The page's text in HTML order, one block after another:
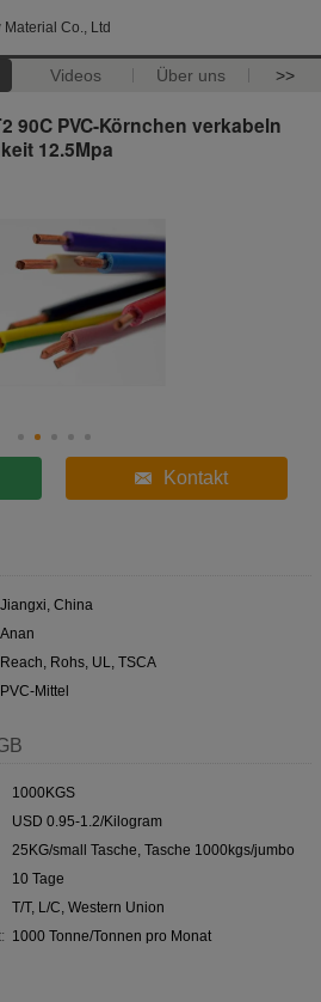
Co., Ltd
Videos Über uns >>
90C PVC-Körnchen verkabeln
12.5Mpa
Kontakt
Jiangxi, China
Anan
Reach, Rohs, UL, TSCA
PVC-Mittel
1000KGS
USD 0.95-1.2/Kilogram
25KG/small Tasche, Tasche 1000kgs/jumbo
10 Tage
T/T, L/C, Western Union
1000 Tonne/Tonnen pro Monat